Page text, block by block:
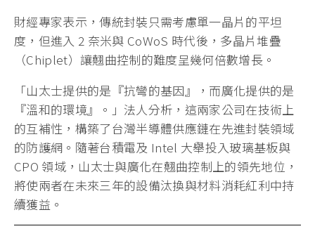
大幅降低了翹曲風險。
極致溫度均勻性：廣化研發的加熱系統能將溫差控
制在極小範圍內。透過精準的降溫曲線（Cooling
Profile）控制，讓異質材料在冷卻過程中同步收
縮，避免因瞬間溫差產生的形變。這對於矽光子
（CPO）模組等高度精密元件的良率提升至關重
要。
產業觀察：材料與設備的「平坦化」共振
財經專家表示，傳統封裝只需考慮單一晶片的平坦